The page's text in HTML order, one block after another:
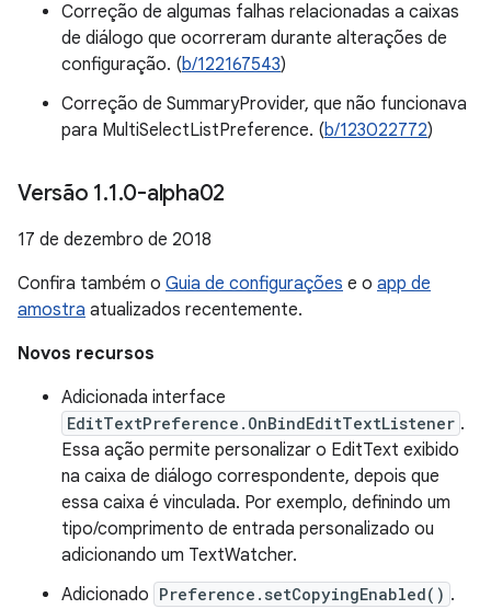
Correção de algumas falhas relacionadas a caixas
de diálogo que ocorreram durante alterações de
configuração. (b/122167543)
Correção de SummaryProvider, que não funcionava
para MultiSelectListPreference. (b/123022772)
Versão 1.1.0-alpha02
17 de dezembro de 2018
Confira também o Guia de configurações e o app de
amostra atualizados recentemente.
Novos recursos
Adicionada interface
EditTextPreference.OnBindEditTextListener .
Essa ação permite personalizar o EditText exibido
na caixa de diálogo correspondente, depois que
essa caixa é vinculada. Por exemplo, definindo um
tipo/comprimento de entrada personalizado ou
adicionando um TextWatcher.
Adicionado Preference.setCopyingEnabled() .